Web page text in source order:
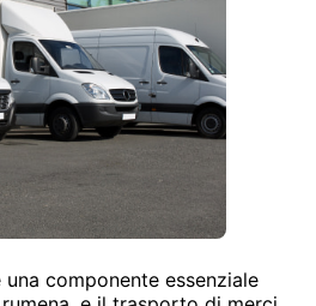
componente essenziale